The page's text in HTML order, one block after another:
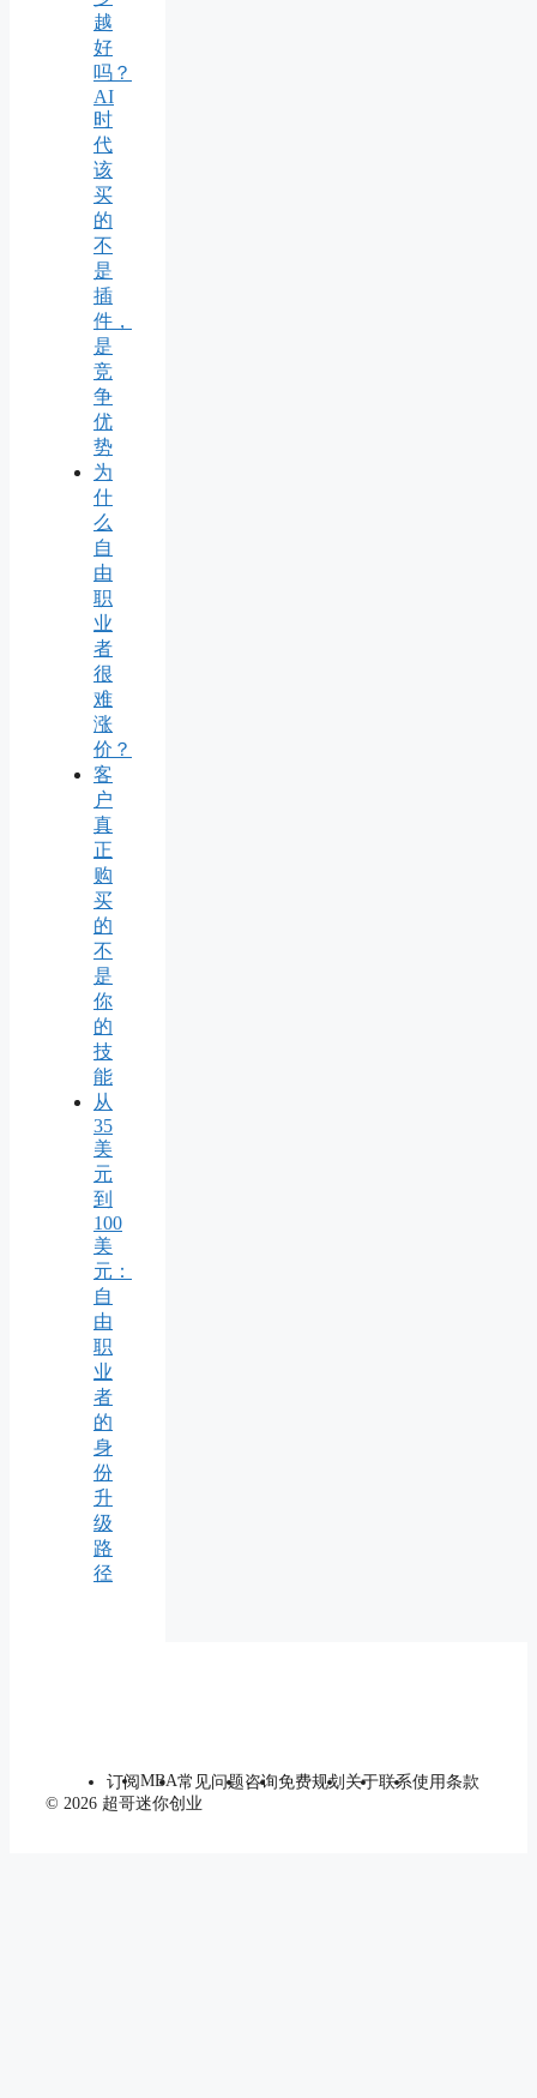
越
好
吗？
AI
时
代
该
买
的
不
是
插
件，
是
竞
争
优
势
为
什
么
自
由
职
业
者
很
难
涨
价？
客
户
真
正
购
买
的
不
是
你
的
技
能
从
35
美
元
到
100
美
元：
自
由
职
业
者
的
身
份
升
级
路
径
订阅MBA常见问题咨询免费规划 关于联系使用条款
© 2026 超哥迷你创业